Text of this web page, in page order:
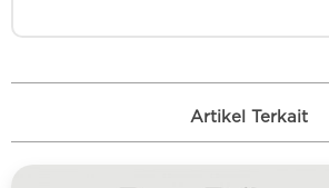
Artikel Terkait